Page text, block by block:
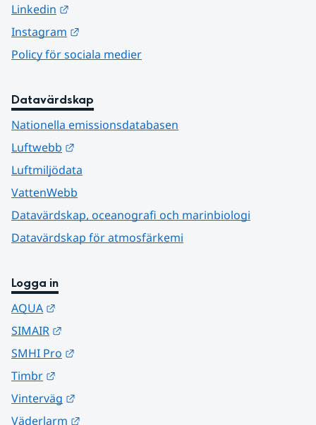
Linkedin
Instagram
Policy för sociala medier
Datavärdskap
Nationella emissionsdatabasen
Luftwebb
Luftmiljödata
VattenWebb
Datavärdskap, oceanografi och marinbiologi
Datavärdskap för atmosfärkemi
Logga in
AQUA
SIMAIR
SMHI Pro
Timbr
Vinterväg
Väderlarm